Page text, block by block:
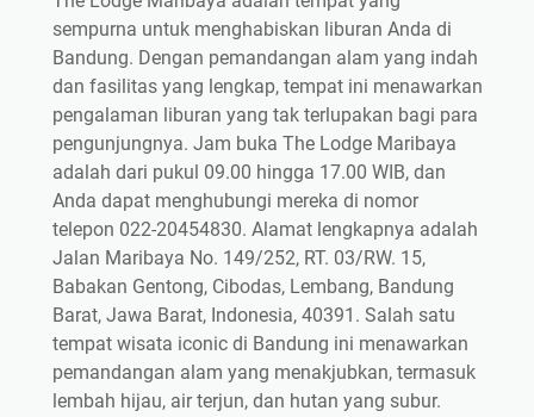
sempurna untuk menghabiskan liburan Anda di
Bandung. Dengan pemandangan alam yang indah
dan fasilitas yang lengkap, tempat ini menawarkan
pengalaman liburan yang tak terlupakan bagi para
pengunjungnya. Jam buka The Lodge Maribaya
adalah dari pukul 09.00 hingga 17.00 WIB, dan
Anda dapat menghubungi mereka di nomor
telepon 022-20454830. Alamat lengkapnya adalah
Jalan Maribaya No. 149/252, RT. 03/RW. 15,
Babakan Gentong, Cibodas, Lembang, Bandung
Barat, Jawa Barat, Indonesia, 40391. Salah satu
tempat wisata iconic di Bandung ini menawarkan
pemandangan alam yang menakjubkan, termasuk
lembah hijau, air terjun, dan hutan yang subur.